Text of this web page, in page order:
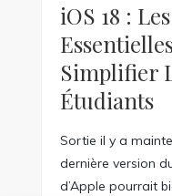
iOS 18 :
Simplifier
Étudiants
Sortie il y a
dernière version
d’Apple pourrait